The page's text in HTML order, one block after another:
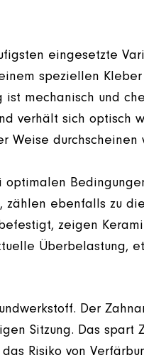
eingesetzte
speziellen
mechanisch und
verhält sich optisch
Weise durchscheinen
optimalen
zählen ebenfalls zu
zeigen
Überbelastung,
Der
Sitzung. Das spart
Risiko von